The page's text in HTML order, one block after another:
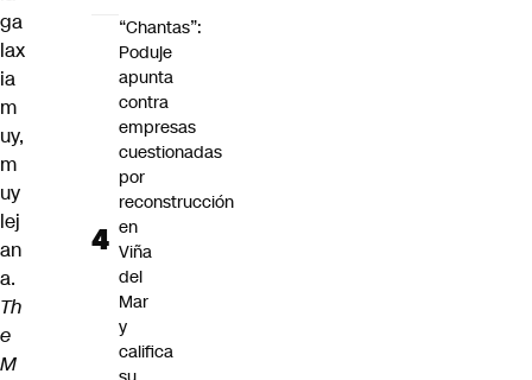
ga
lax
ia
m
uy,
m
uy
lej
an
a.
Th
e
M
“Chantas”:
Poduje
apunta
contra
empresas
cuestionadas
por
reconstrucción
en
Viña
del
Mar
y
califica